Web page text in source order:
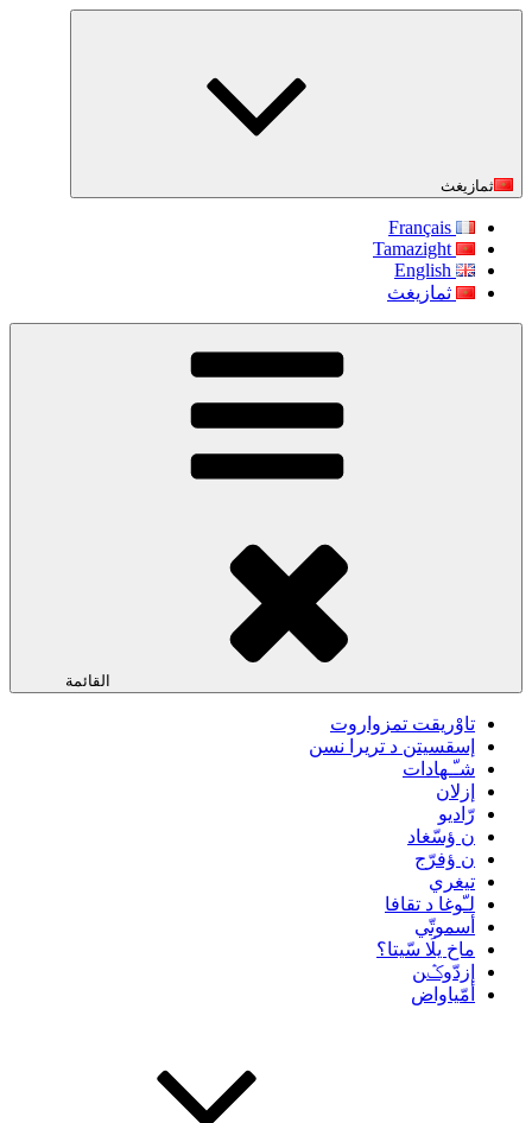
التجاوز
ثمازيغث
Français
Tamazight
English
ثمازيغث
القائمة
تاوْريقت تمزواروت
إسقسيتن د تريرا نسن
شـّـهادات
إزلان
رّاديو
ن ؤسّغاد
ن ؤفرّج
تيغري
لـّوغا د تقافا
أسموتّي
ماخ يلَا سّيتا؟
إزدّوݣن
أمّياواض